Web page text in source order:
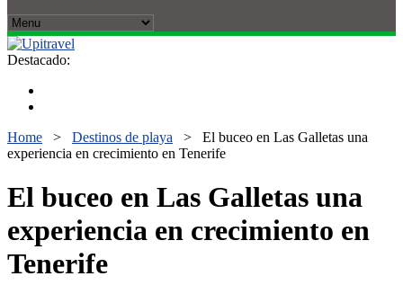
Destacado:
Home > Destinos de playa > El buceo en Las Galletas una
experiencia en crecimiento en Tenerife
El buceo en Las Galletas una
experiencia en crecimiento en
Tenerife